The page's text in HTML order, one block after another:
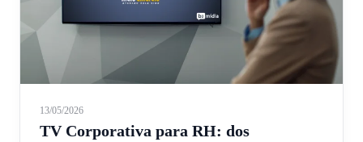
13/05/2026
TV Corporativa para RH: dos